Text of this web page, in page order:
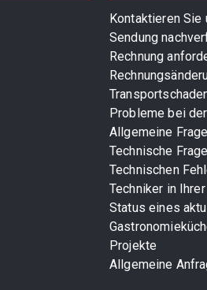
Kontaktieren Sie
Sendung
Rechnung
Probleme bei
Allgemeine
Technische
Technischen
Techniker in
Status eines
Projekte
Allgemeine